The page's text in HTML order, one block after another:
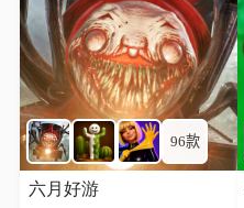
96款
六月好游